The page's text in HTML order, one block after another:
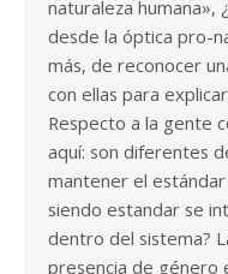
naturaleza humana»,
desde la óptica pro-
más, de reconocer
con ellas para
Respecto a la gente
aquí: son diferentes
mantener el
siendo estandar se
dentro del sistema?
presencia de género